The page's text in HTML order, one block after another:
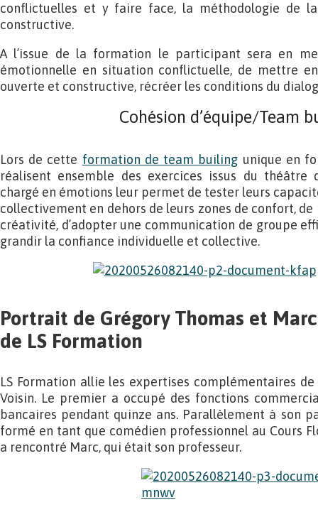
conflictuelles et y faire face, la méthodologie de
constructive.
A l’issue de la formation le participant sera en
émotionnelle en situation conflictuelle, de mettre
ouverte et constructive, récréer les conditions du
Cohésion d’équipe/Team
Lors de cette formation de team builing unique en
réalisent ensemble des exercices issus du théâtre
chargé en émotions leur permet de tester leurs
collectivement en dehors de leurs zones de confort,
créativité, d’adopter une communication de groupe
grandir la confiance individuelle et collective.
Portrait de Grégory Thomas et
de LS Formation
LS Formation allie les expertises complémentaires
Voisin. Le premier a occupé des fonctions
bancaires pendant quinze ans. Parallèlement à son
formé en tant que comédien professionnel au Cours
a rencontré Marc, qui était son professeur.